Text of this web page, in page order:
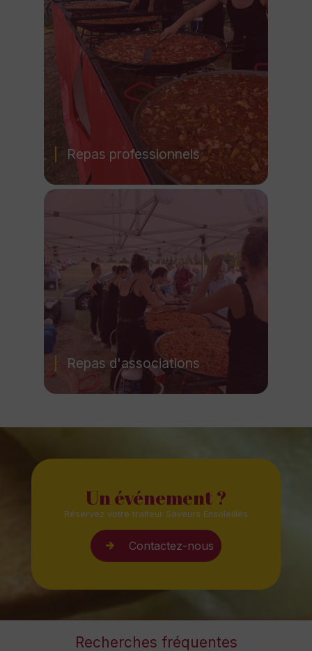
Repas professionnels
Repas d'associations
Un événement ?
Réservez votre traiteur Saveurs Ensoleillés
Contactez-nous
Recherches fréquentes